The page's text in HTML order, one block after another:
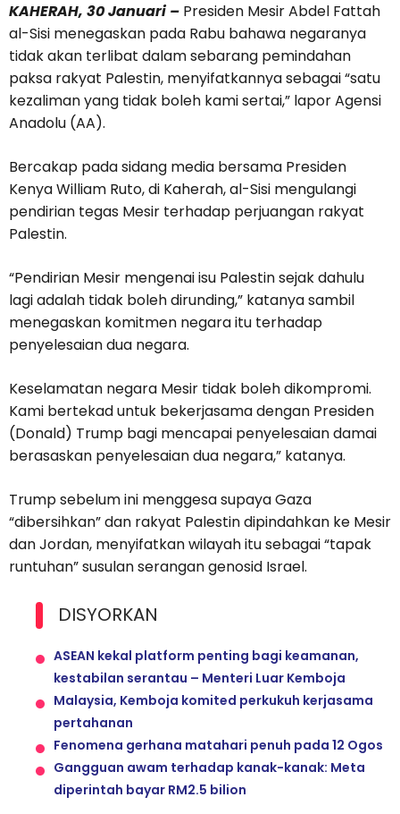
KAHERAH, 30 Januari – Presiden Mesir Abdel Fattah
al-Sisi menegaskan pada Rabu bahawa negaranya
tidak akan terlibat dalam sebarang pemindahan
paksa rakyat Palestin, menyifatkannya sebagai “satu
kezaliman yang tidak boleh kami sertai,” lapor Agensi
Anadolu (AA).
Bercakap pada sidang media bersama Presiden
Kenya William Ruto, di Kaherah, al-Sisi mengulangi
pendirian tegas Mesir terhadap perjuangan rakyat
Palestin.
“Pendirian Mesir mengenai isu Palestin sejak dahulu
lagi adalah tidak boleh dirunding,” katanya sambil
menegaskan komitmen negara itu terhadap
penyelesaian dua negara.
Keselamatan negara Mesir tidak boleh dikompromi.
Kami bertekad untuk bekerjasama dengan Presiden
(Donald) Trump bagi mencapai penyelesaian damai
berasaskan penyelesaian dua negara,” katanya.
Trump sebelum ini menggesa supaya Gaza
“dibersihkan” dan rakyat Palestin dipindahkan ke Mesir
dan Jordan, menyifatkan wilayah itu sebagai “tapak
runtuhan” susulan serangan genosid Israel.
DISYORKAN
ASEAN kekal platform penting bagi keamanan,
kestabilan serantau – Menteri Luar Kemboja
Malaysia, Kemboja komited perkukuh kerjasama
pertahanan
Fenomena gerhana matahari penuh pada 12 Ogos
Gangguan awam terhadap kanak-kanak: Meta
diperintah bayar RM2.5 bilion